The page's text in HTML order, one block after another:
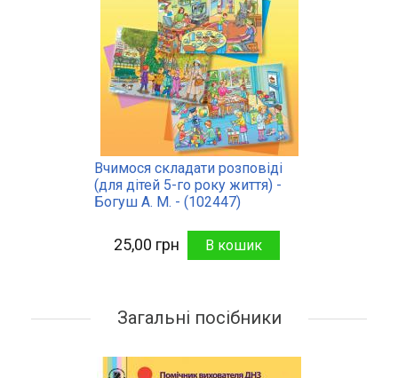
Вчимося складати розповіді
(для дітей 5-го року життя) -
Богуш А. М. - (102447)
25,00 грн
Загальні посібники